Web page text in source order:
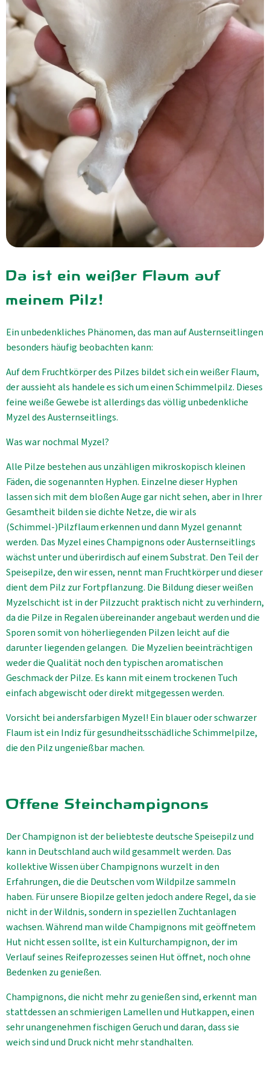
Kühltheke
GrüneWelt Bäckerei
Vorratskammer
Getränke
Kosmetik
Haus, Garten, Tier & Co
So geht’s
Genossenschaft & Beitritt
Über uns
Aktuelles
B2B
Da ist ein weißer Flaum auf
meinem Pilz!
Ein unbedenkliches Phänomen, das man auf Austernseitlingen
besonders häufig beobachten kann:
Auf dem Fruchtkörper des Pilzes bildet sich ein weißer Flaum,
der aussieht als handele es sich um einen Schimmelpilz. Dieses
feine weiße Gewebe ist allerdings das völlig unbedenkliche
Myzel des Austernseitlings.
Was war nochmal Myzel?
Alle Pilze bestehen aus unzähligen mikroskopisch kleinen
Fäden, die sogenannten Hyphen. Einzelne dieser Hyphen
lassen sich mit dem bloßen Auge gar nicht sehen, aber in Ihrer
Gesamtheit bilden sie dichte Netze, die wir als
(Schimmel-)Pilzflaum erkennen und dann Myzel genannt
werden. Das Myzel eines Champignons oder Austernseitlings
wächst unter und überirdisch auf einem Substrat. Den Teil der
Speisepilze, den wir essen, nennt man Fruchtkörper und dieser
dient dem Pilz zur Fortpflanzung. Die Bildung dieser weißen
Myzelschicht ist in der Pilzzucht praktisch nicht zu verhindern,
da die Pilze in Regalen übereinander angebaut werden und die
Sporen somit von höherliegenden Pilzen leicht auf die
darunter liegenden gelangen. Die Myzelien beeinträchtigen
weder die Qualität noch den typischen aromatischen
Geschmack der Pilze. Es kann mit einem trockenen Tuch
einfach abgewischt oder direkt mitgegessen werden.
Vorsicht bei andersfarbigen Myzel! Ein blauer oder schwarzer
Flaum ist ein Indiz für gesundheitsschädliche Schimmelpilze,
die den Pilz ungenießbar machen.
Offene Steinchampignons
Der Champignon ist der beliebteste deutsche Speisepilz und
kann in Deutschland auch wild gesammelt werden. Das
kollektive Wissen über Champignons wurzelt in den
Erfahrungen, die die Deutschen vom Wildpilze sammeln
haben. Für unsere Biopilze gelten jedoch andere Regel, da sie
nicht in der Wildnis, sondern in speziellen Zuchtanlagen
wachsen. Während man wilde Champignons mit geöffnetem
Hut nicht essen sollte, ist ein Kulturchampignon, der im
Verlauf seines Reifeprozesses seinen Hut öffnet, noch ohne
Bedenken zu genießen.
Champignons, die nicht mehr zu genießen sind, erkennt man
stattdessen an schmierigen Lamellen und Hutkappen, einen
sehr unangenehmen fischigen Geruch und daran, dass sie
weich sind und Druck nicht mehr standhalten.